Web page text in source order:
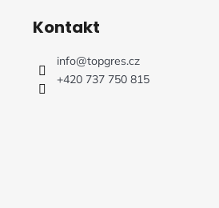
Kontakt
info@topgres.cz
+420 737 750 815